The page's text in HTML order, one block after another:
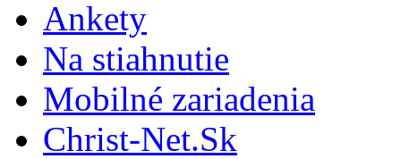
Ankety
Na stiahnutie
Mobilné zariadenia
Christ-Net.Sk